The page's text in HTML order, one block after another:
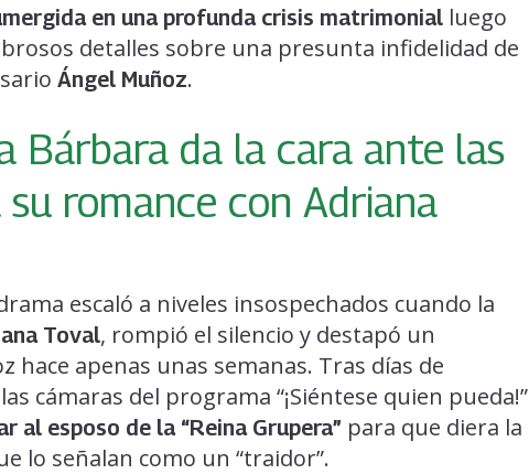
en una profunda crisis matrimonial luego
detalles sobre una presunta infidelidad de
Ángel Muñoz.
Bárbara da la cara ante las
romance con Adriana
escaló a niveles insospechados cuando la
Toval, rompió el silencio y destapó un
hace apenas unas semanas. Tras días de
cámaras del programa “¡Siéntese quien pueda!”
al esposo de la “Reina Grupera” para que diera la
lo señalan como un “traidor”.